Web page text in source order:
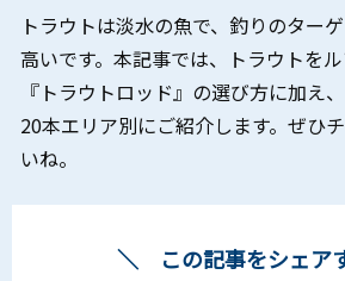
トラウトは淡水の魚で、釣りのター
高いです。本記事では、トラウトを
『トラウトロッド』の選び方に加え
20本エリア別にご紹介します。ぜひ
いね。
この記事をシェア